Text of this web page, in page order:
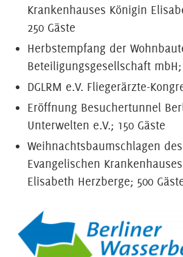
Krankenhauses Königin
250 Gäste
Herbstempfang der
Beteiligungsgesellschaft mbH;
DGLRM e.V. Fliegerärzte-
Eröffnung Besuchertunnel
Unterwelten e.V.; 150 Gäste
Weihnachtsbaumschlagen des
Evangelischen
Elisabeth Herzberge; 500